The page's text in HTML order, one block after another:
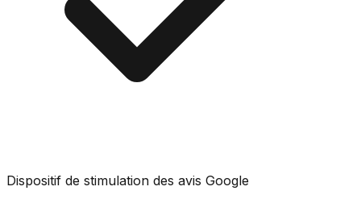
Dispositif de stimulation des avis Google